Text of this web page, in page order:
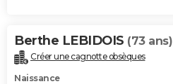
Berthe LEBIDOIS (73 ans)
Créer une cagnotte obsèques
Naissance